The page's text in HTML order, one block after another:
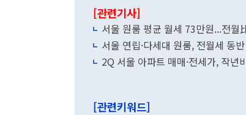
[관련기사]
서울 원룸 평균 월세 73만원...전월
서울 연립·다세대 원룸, 전월세
2Q 서울 아파트 매매·전세가, 작
[관련키워드]